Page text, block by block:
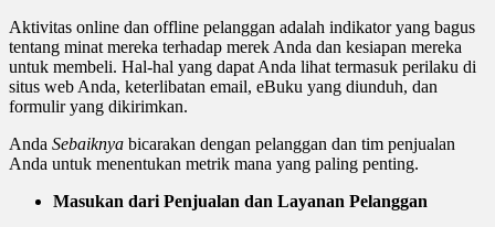
Aktivitas online dan offline pelanggan adalah indikator yang bagus
tentang minat mereka terhadap merek Anda dan kesiapan mereka
untuk membeli. Hal-hal yang dapat Anda lihat termasuk perilaku di
situs web Anda, keterlibatan email, eBuku yang diunduh, dan
formulir yang dikirimkan.
Anda Sebaiknya bicarakan dengan pelanggan dan tim penjualan
Anda untuk menentukan metrik mana yang paling penting.
Masukan dari Penjualan dan Layanan Pelanggan